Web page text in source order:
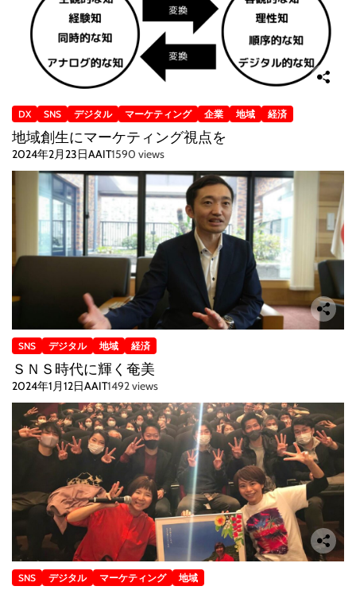
DX SNS デジタル マーケティング 企業 地域 経済
地域創生にマーケティング視点を
2024年2月23日AAIT1590 views
SNS デジタル 地域 経済
ＳＮＳ時代に輝く奄美
2024年1月12日AAIT1492 views
SNS デジタル マーケティング 地域